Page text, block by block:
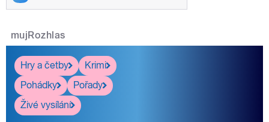
mujRozhlas
Hry a četby
Krimi
Pohádky
Pořady
Živé vysílání